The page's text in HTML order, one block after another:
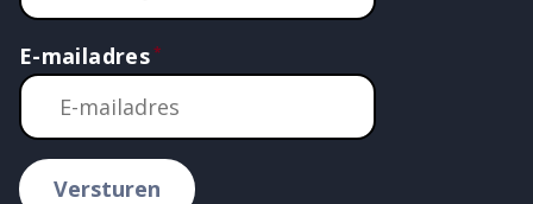
E-mailadres
Versturen